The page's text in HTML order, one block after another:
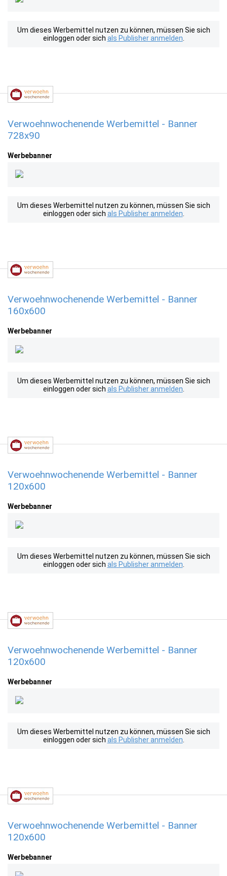
Um dieses Werbemittel nutzen zu können, müssen Sie sich
einloggen oder sich als Publisher anmelden
Verwoehnwochenende Werbemittel - Banner
728x90
Werbebanner
Um dieses Werbemittel nutzen zu können, müssen Sie sich
einloggen oder sich als Publisher anmelden
Verwoehnwochenende Werbemittel - Banner
160x600
Werbebanner
Um dieses Werbemittel nutzen zu können, müssen Sie sich
einloggen oder sich als Publisher anmelden
Verwoehnwochenende Werbemittel - Banner
120x600
Werbebanner
Um dieses Werbemittel nutzen zu können, müssen Sie sich
einloggen oder sich als Publisher anmelden
Verwoehnwochenende Werbemittel - Banner
120x600
Werbebanner
Um dieses Werbemittel nutzen zu können, müssen Sie sich
einloggen oder sich als Publisher anmelden
Verwoehnwochenende Werbemittel - Banner
120x600
Werbebanner